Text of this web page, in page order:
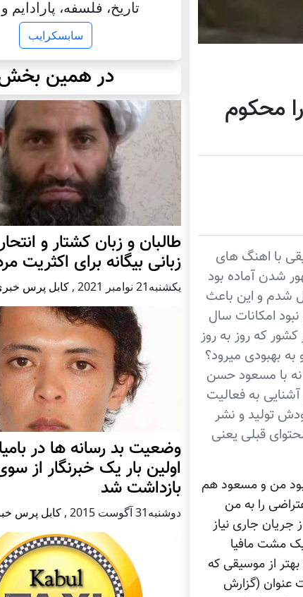
محکوم
با اهنگ های
شدن آماده بود
شدم و این باعث
امکانات سال
که روز به روز
بهبودی میرود؟
با مسعود حسن
به فعالیت
تولید و نشر
قبلی یعنی
بود من و مسعود هم
را به من
جاری نیاز
یک مشت مافیا
از موسیقی که
عنوان (گزارش
تاریخ، فلسفه، پارادایم
سابسکرایب
در همین
طالبان و زبان کشتار و
زبانی بیگانه برای اکثریت
يكشنبه21 نوامبر 2021 , کابل پرس
وضعیت بد رسانه ها در
اولین بار یک خبرنگار از
بازداشت شد
دوشنبه31 آگوست 2015 , کابل پرس